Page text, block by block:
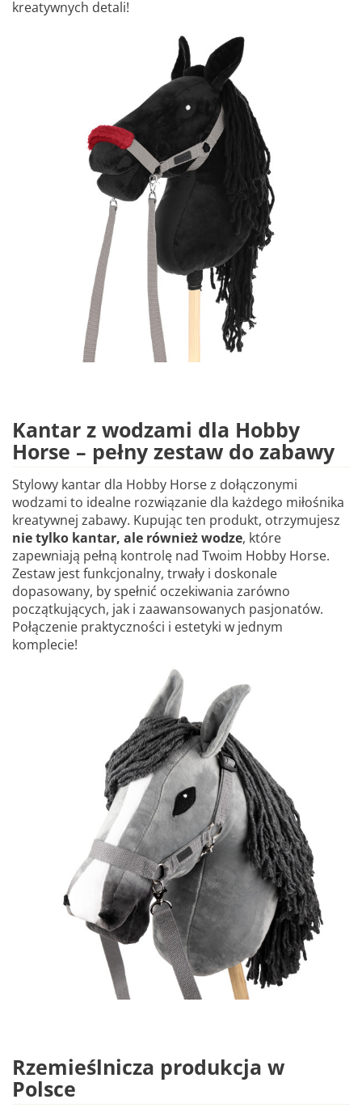
kreatywnych detali!
Kantar z wodzami dla Hobby
Horse – pełny zestaw do zabawy
Stylowy kantar dla Hobby Horse z dołączonymi
wodzami to idealne rozwiązanie dla każdego miłośnika
kreatywnej zabawy. Kupując ten produkt, otrzymujesz
nie tylko kantar, ale również wodze, które
zapewniają pełną kontrolę nad Twoim Hobby Horse.
Zestaw jest funkcjonalny, trwały i doskonale
dopasowany, by spełnić oczekiwania zarówno
początkujących, jak i zaawansowanych pasjonatów.
Połączenie praktyczności i estetyki w jednym
komplecie!
Rzemieślnicza produkcja w
Polsce